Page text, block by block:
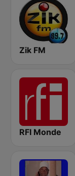
Zik FM
RFI Monde